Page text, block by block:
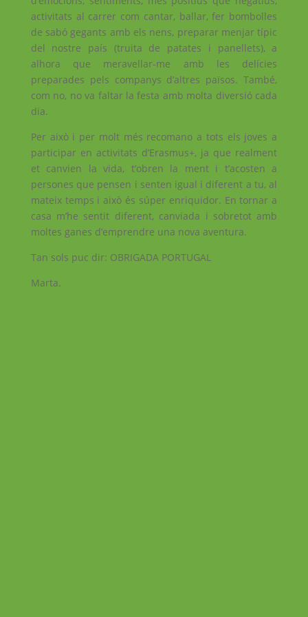
activitats al carrer com cantar, ballar, fer bombolles
de sabó gegants amb els nens, preparar menjar típic
del nostre país (truita de patates i panellets), a
alhora que meravellar-me amb les delícies
preparades pels companys d’altres països. També,
com no, no va faltar la festa amb molta diversió cada
dia.
Per això i per molt més recomano a tots els joves a
participar en activitats d’Erasmus+, ja que realment
et canvien la vida, t’obren la ment i t’acosten a
persones que pensen i senten igual i diferent a tu, al
mateix temps i això és súper enriquidor. En tornar a
casa m’he sentit diferent, canviada i sobretot amb
moltes ganes d’emprendre una nova aventura.
Tan sols puc dir: OBRIGADA PORTUGAL
Marta.